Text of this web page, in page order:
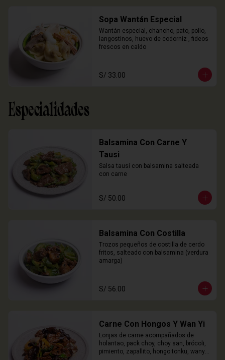
Sopa Wantán Especial
Wantán especial, chancho, pato, pollo,
langostinos, huevo de codorniz , fideos
frescos en caldo
S/ 33.00
Especialidades
Balsamina Con Carne Y
Tausi
Salsa tausí con balsamina salteada
con carne
S/ 50.00
Balsamina Con Costilla
Trozos pequeños de costilla de cerdo
fritos, salteado con balsamina (verdura
amarga)
S/ 56.00
Carne Con Hongos Y Wan Yi
Lonjas de carne acompañados de
holantao, pack choy, choy san, brócoli,
pimiento, zapallito, hongo tonku, wanyi